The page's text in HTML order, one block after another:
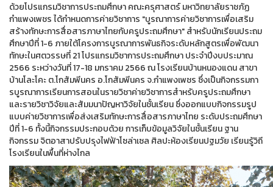
ด้วยโปรแกรมวิชาการประถมศึกษา คณะครุศาสตร์ มหาวิทยาลัยราชภัฏ
กำแพงเพชร ได้กำหนดการค่ายวิชาการ "บูรณาการค่ายวิชาการเพื่อเสริม
สร้างทักษะการสื่อสารภาษาไทยกับครูประถมศึกษา" สำหรับนักเรียนประถม
ศึกษาปีที่ 1-6 ภายใต้โครงการบูรณาการพันธกิจระดับหลักสูตรเพื่อพัฒนา
ทักษะในศตวรรษที่ 21 โปรแกรมวิชาการประถมศึกษา ประจำปีงบประมาณ
2566 ระหว่างวันที่ 17-18 มกราคม 2566 ณ โรงเรียนบ้านหนองแดน สาขา
บ้านโละโคะ ต.โกสัมพีนคร อ.โกสัมพีนคร จ.กำแพงเพชร ซึ่งเป็นกิจกรรมกา
รบูรณาการเรียนการสอนในรายวิชาค่ายวิชาการสำหรับครูประถมศึกษา
และรายวิชาวิจัยและสัมมนาปัญหาวิจัยในชั้นเรียน ซึ่งออกแบบกิจกรรมรูป
แบบค่ายวิชาการเพื่อส่งเสริมทักษะการสื่อสารภาษาไทย ระดับประถมศึกษา
ปีที่ 1-6 ทั้งนี้กิจกรรมประกอบด้วย การเก็บข้อมูลวิจัยในชั้นเรียน ฐาน
กิจกรรม จิตอาสาปรับปรุงไฟฟ้าโซล่าเซล ศิลปะห้องเรียนปฐมวัย เรียนรู้วิถี
โรงเรียนในพื้นที่ห่างไกล